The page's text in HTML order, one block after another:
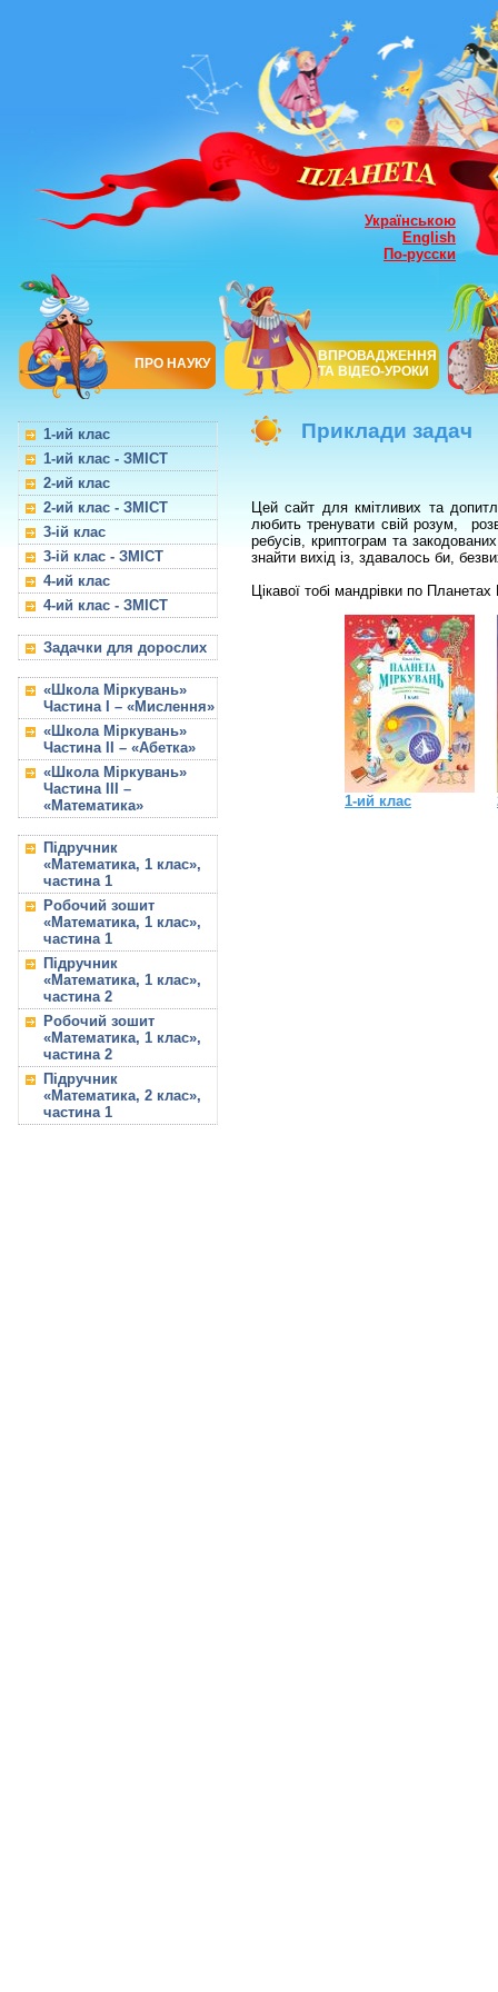
Українською
English
По-русски
ПРО НАУКУ
ВПРОВАДЖЕННЯ
ТА ВІДЕО-УРОКИ
1-ий клас
1-ий клас - ЗМІСТ
2-ий клас
2-ий клас - ЗМІСТ
3-ій клас
3-ій клас - ЗМІСТ
4-ий клас
4-ий клас - ЗМІСТ
Задачки для дорослих
«Школа Міркувань»
Частина I – «Мислення»
«Школа Міркувань»
Частина II – «Абетка»
«Школа Міркувань»
Частина III –
«Математика»
Підручник
«Математика, 1 клас»,
частина 1
Робочий зошит
«Математика, 1 клас»,
частина 1
Підручник
«Математика, 1 клас»,
частина 2
Робочий зошит
«Математика, 1 клас»,
частина 2
Підручник
«Математика, 2 клас»,
частина 1
Приклади задач
Цей сайт для кмітливих та
любить тренувати свій розум,
ребусів, криптограм та
знайти вихід із, здавалось би,
Цікавої тобі мандрівки по
1-ий клас